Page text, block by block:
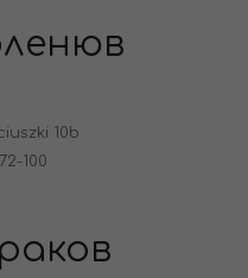
10b
100